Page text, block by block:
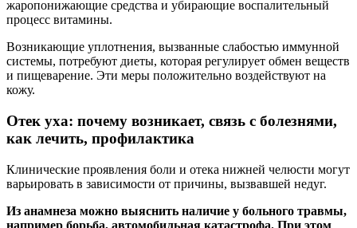
жаропонижающие средства и убирающие воспалительный
процесс витамины.
Возникающие уплотнения, вызванные слабостью иммунной
системы, потребуют диеты, которая регулирует обмен веществ
и пищеварение. Эти меры положительно воздействуют на
кожу.
Отек уха: почему возникает, связь с болезнями,
как лечить, профилактика
Клинические проявления боли и отека нижней челюсти могут
варьировать в зависимости от причины, вызвавшей недуг.
Из анамнеза можно выяснить наличие у больного травмы,
например борьба, автомобильная катастрофа. При этом